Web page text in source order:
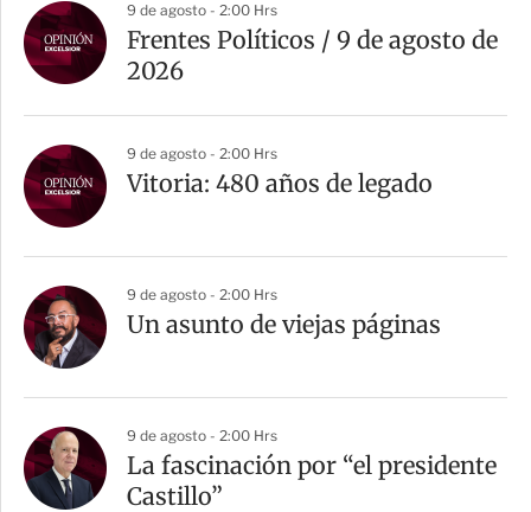
9 de agosto - 2:00 Hrs
Frentes Políticos / 9 de agosto de
2026
9 de agosto - 2:00 Hrs
Vitoria: 480 años de legado
9 de agosto - 2:00 Hrs
Un asunto de viejas páginas
9 de agosto - 2:00 Hrs
La fascinación por “el presidente
Castillo”